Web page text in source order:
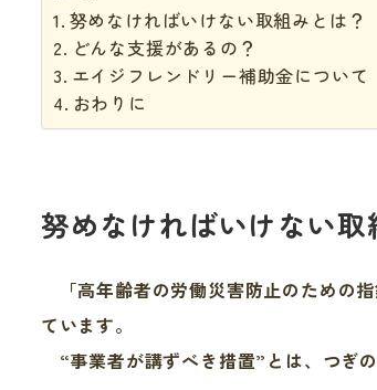
努めなければいけない取組みとは？
どんな支援があるの？
エイジフレンドリー補助金について
おわりに
努めなければいけない取
「高年齢者の労働災害防止のための
ています。
“事業者が講ずべき措置”とは、つぎの